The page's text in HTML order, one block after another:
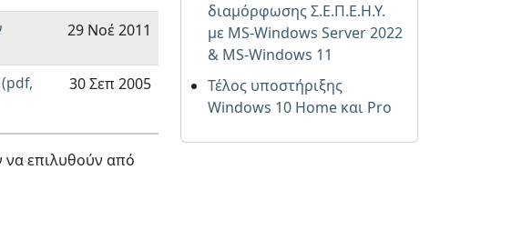
29 Νοέ 2011
(pdf,
30 Σεπ 2005
επιλυθούν από
διαμόρφωσης Σ.Ε.Π.Ε.Η.Υ.
με MS-Windows Server 2022
& MS-Windows 11
Τέλος υποστήριξης
Windows 10 Home και Pro